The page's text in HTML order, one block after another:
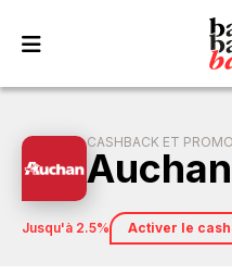
CASHBACK ET
Auchan
jusqu'à 2.5% Activer le